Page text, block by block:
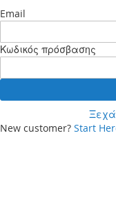
Email
Κωδικός πρόσβασης
New customer? Start